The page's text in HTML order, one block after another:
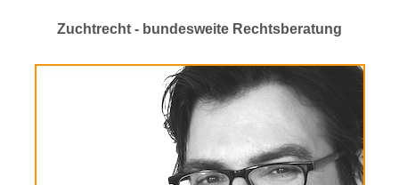
Zuchtrecht - bundesweite Rechtsberatung